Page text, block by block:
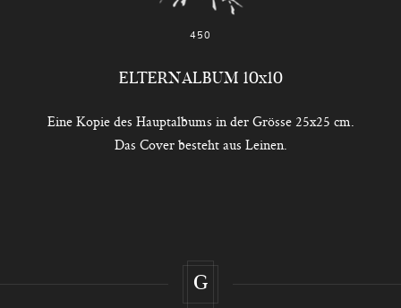
450
ELTERNALBUM 10x10
Eine Kopie des Hauptalbums in der Grösse 25x25 cm.
Das Cover besteht aus Leinen.
G